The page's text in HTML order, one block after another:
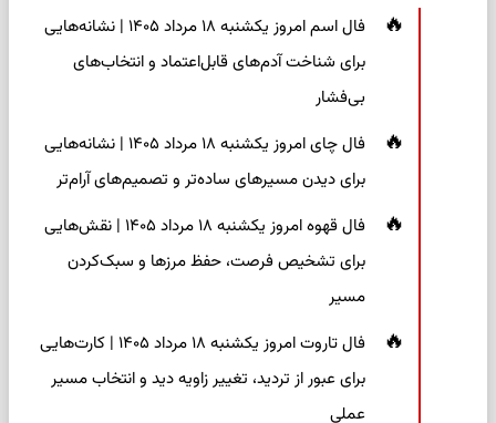
فال اسم امروز یکشنبه ۱۸ مرداد ۱۴۰۵ | نشانه‌هایی
برای شناخت آدم‌های قابل‌اعتماد و انتخاب‌های
بی‌فشار
فال چای امروز یکشنبه ۱۸ مرداد ۱۴۰۵ | نشانه‌هایی
برای دیدن مسیرهای ساده‌تر و تصمیم‌های آرام‌تر
فال قهوه امروز یکشنبه ۱۸ مرداد ۱۴۰۵ | نقش‌هایی
برای تشخیص فرصت، حفظ مرزها و سبک‌کردن
مسیر
فال تاروت امروز یکشنبه ۱۸ مرداد ۱۴۰۵ | کارت‌هایی
برای عبور از تردید، تغییر زاویه دید و انتخاب مسیر
عملی